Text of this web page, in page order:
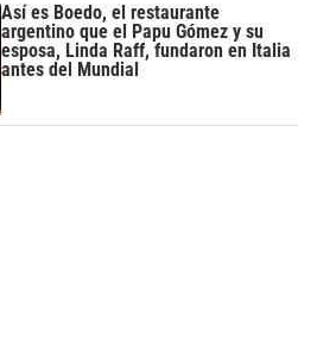
Así es Boedo, el restaurante
argentino que el Papu Gómez y su
esposa, Linda Raff, fundaron en Italia
antes del Mundial